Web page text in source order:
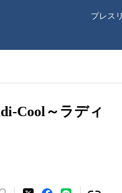
プレス
Cool～ラディ